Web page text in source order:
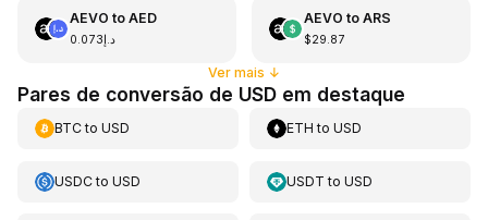
AEVO to AED
د.إ0.073
AEVO to ARS
$29.87
Ver mais ↓
Pares de conversão de USD em destaque
BTCto USD ETH toUSD
USDCto USD USDT toUSD